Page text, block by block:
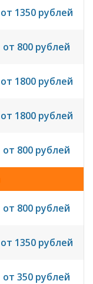
от 1350 рублей
от 800 рублей
от 1800 рублей
от 1800 рублей
от 800 рублей
от 800 рублей
от 1350 рублей
от 350 рублей